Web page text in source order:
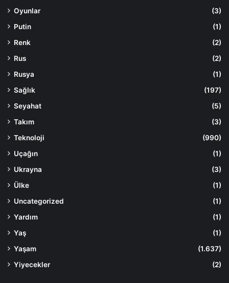
Oyunlar
(3)
Putin
(1)
Renk
(2)
Rus
(2)
Rusya
(1)
Sağlık
(197)
Seyahat
(5)
Takım
(3)
Teknoloji
(990)
Uçağın
(1)
Ukrayna
(3)
Ülke
(1)
Uncategorized
(1)
Yardım
(1)
Yaş
(1)
Yaşam
(1.637)
Yiyecekler
(2)